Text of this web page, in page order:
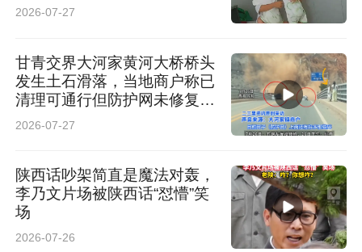
2026-07-27
甘青交界大河家黄河大桥桥头
发生土石滑落，当地商户称已
清理可通行但防护网未修复存
隐患
2026-07-27
陕西话吵架简直是魔法对轰，
李乃文片场被陕西话“怼懵”笑
场
2026-07-26